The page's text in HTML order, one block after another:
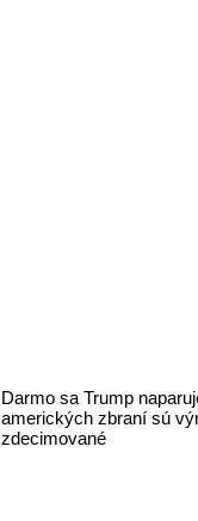
Darmo sa Trump
amerických zbraní sú
zdecimované